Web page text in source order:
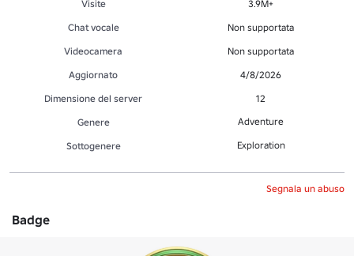
Visite
3.9M+
Chat vocale
Non supportata
Videocamera
Non supportata
Aggiornato
4/8/2026
Dimensione del server
12
Genere
Adventure
Sottogenere Exploration
Segnala un abuso
Badge